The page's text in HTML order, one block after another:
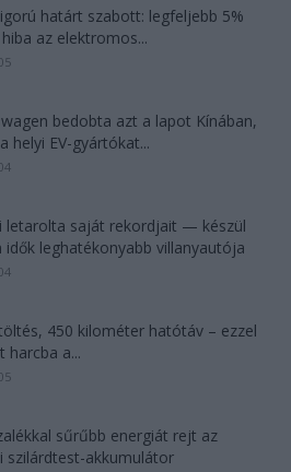
határt szabott: legfeljebb 5%
az elektromos...
bedobta azt a lapot Kínában,
helyi EV-gyártókat...
letarolta saját rekordjait — készül
idők leghatékonyabb villanyautója
450 kilométer hatótáv – ezzel
harcba a...
sűrűbb energiát rejt az
szilárdtest-akkumulátor